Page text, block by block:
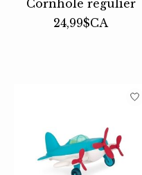
Cornhole régulier
24,99$CA